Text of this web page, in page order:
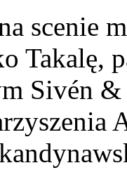
scenie
Takalę,
Sivén